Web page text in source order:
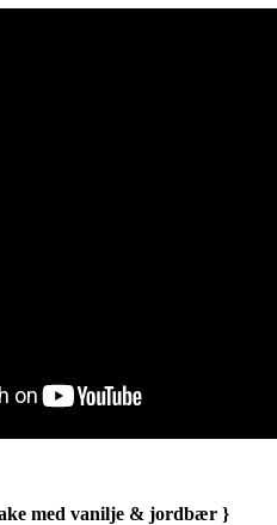
med vanilje & jordbær }